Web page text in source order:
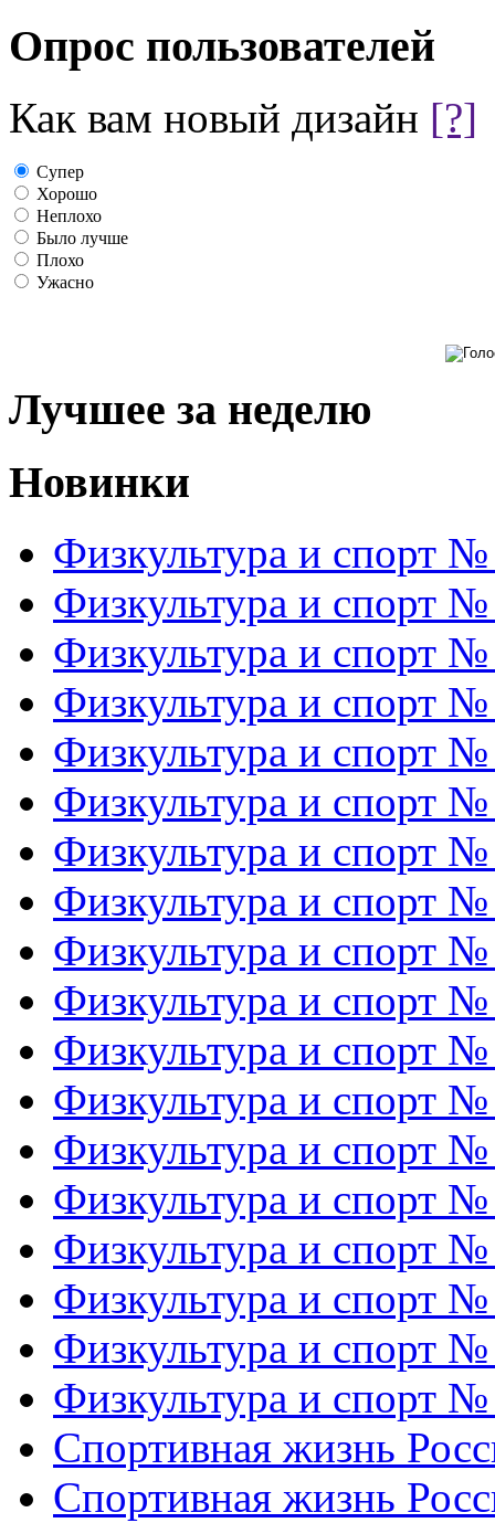
Опрос пользователей
Как вам новый дизайн [?]
Супер
Хорошо
Неплохо
Было лучше
Плохо
Ужасно
Лучшее за неделю
Новинки
Физкультура и спорт
Физкультура и спорт
Физкультура и спорт
Физкультура и спорт
Физкультура и спорт
Физкультура и спорт
Физкультура и спорт
Физкультура и спорт
Физкультура и спорт
Физкультура и спорт
Физкультура и спорт
Физкультура и спорт
Физкультура и спорт
Физкультура и спорт
Физкультура и спорт
Физкультура и спорт
Физкультура и спорт
Физкультура и спорт
Спортивная жизнь
Спортивная жизнь